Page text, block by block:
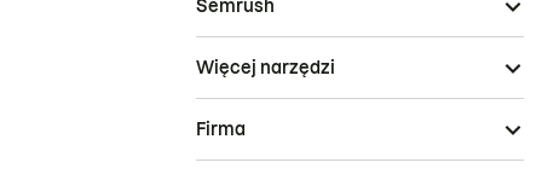
Semrush
Więcej narzędzi
Firma